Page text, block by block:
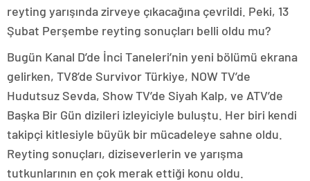
reyting yarışında zirveye çıkacağına çevrildi. Peki, 13
Şubat Perşembe reyting sonuçları belli oldu mu?
Bugün Kanal D’de İnci Taneleri’nin yeni bölümü ekrana
gelirken, TV8’de Survivor Türkiye, NOW TV’de
Hudutsuz Sevda, Show TV’de Siyah Kalp, ve ATV’de
Başka Bir Gün dizileri izleyiciyle buluştu. Her biri kendi
takipçi kitlesiyle büyük bir mücadeleye sahne oldu.
Reyting sonuçları, diziseverlerin ve yarışma
tutkunlarının en çok merak ettiği konu oldu.